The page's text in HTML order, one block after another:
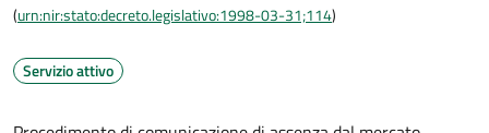
(urn:nir:stato:decreto.legislativo:1998-03-31;114)
Servizio attivo